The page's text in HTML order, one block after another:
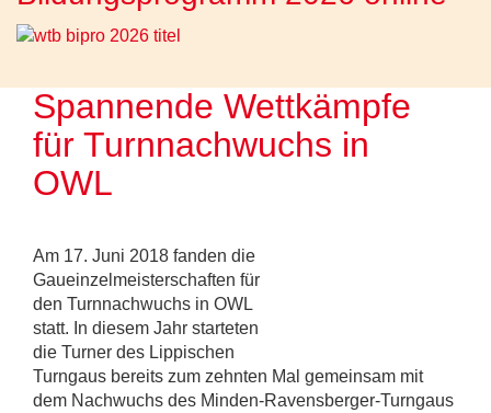
Spannende Wettkämpfe
für Turnnachwuchs in
OWL
Am 17. Juni 2018 fanden die
Gaueinzelmeisterschaften für
den Turnnachwuchs in OWL
statt. In diesem Jahr starteten
die Turner des Lippischen
Turngaus bereits zum zehnten Mal gemeinsam mit
dem Nachwuchs des Minden-Ravensberger-Turngaus